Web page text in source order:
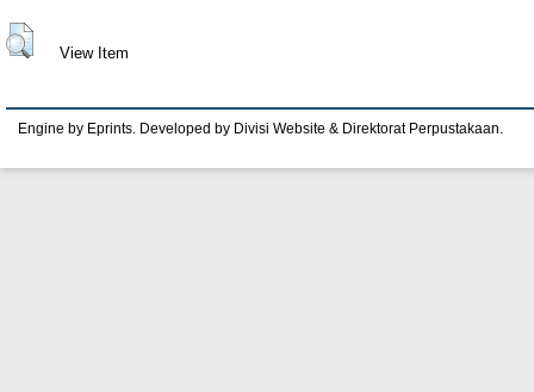
View Item
Engine by Eprints. Developed by Divisi Website & Direktorat Perpustakaan.